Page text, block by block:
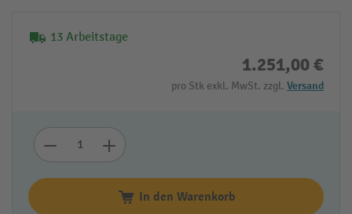
13 Arbeitstage
1.251,00 €
pro Stk exkl. MwSt. zzgl. Versand
In den Warenkorb